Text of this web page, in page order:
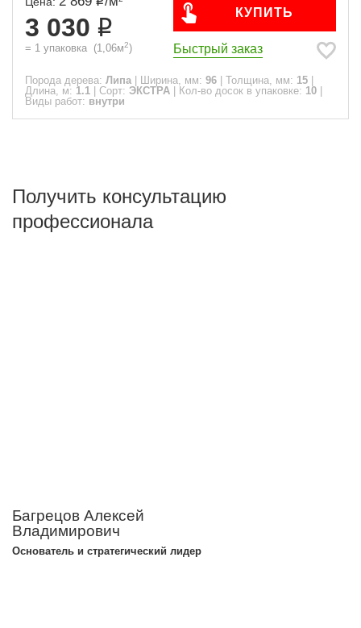
3 030
= 1 упаковка (1,06м2)
КУПИТЬ
Быстрый заказ
Порода дерева: Липа Ширина, мм: 96 Толщина, мм: 15
Длина, м: 1.1 Сорт: ЭКСТРА Кол-во досок в упаковке: 10
Виды работ: внутри
Получить консультацию
профессионала
Багрецов Алексей
Владимирович
Основатель и стратегический лидер